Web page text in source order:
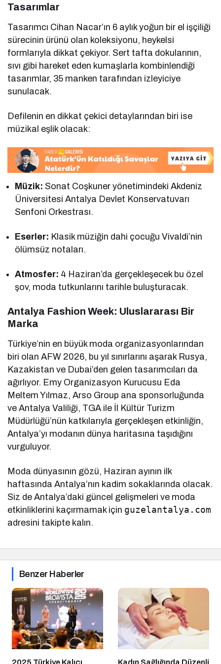
Tasarımlar
Tasarımcı Cihan Nacar’ın 6 aylık yoğun bir el işçiliği
sürecinin ürünü olan koleksiyonu, heykelsi
formlarıyla dikkat çekiyor. Sert tafta dokularının,
sıvı gibi hareket eden kumaşlarla kombinlendiği
tasarımlar, 35 manken tarafından izleyiciye
sunulacak.
Defilenin en dikkat çekici detaylarından biri ise
müzikal eşlik olacak:
Müzik: Sonat Coşkuner yönetimindeki Akdeniz
Üniversitesi Antalya Devlet Konservatuvarı
Senfoni Orkestrası.
Eserler: Klasik müziğin dahi çocuğu Vivaldi’nin
ölümsüz notaları.
Atmosfer: 4 Haziran’da gerçekleşecek bu özel
şov, moda tutkunlarını tarihle buluşturacak.
Antalya Fashion Week: Uluslararası Bir
Marka
Türkiye’nin en büyük moda organizasyonlarından
biri olan AFW 2026, bu yıl sınırlarını aşarak Rusya,
Kazakistan ve Dubai’den gelen tasarımcıları da
ağırlıyor. Emy Organizasyon Kurucusu Eda
Meltem Yılmaz, Arso Group ana sponsorluğunda
ve Antalya Valiliği, TGA ile İl Kültür Turizm
Müdürlüğü’nün katkılarıyla gerçekleşen etkinliğin,
Antalya’yı modanın dünya haritasına taşıdığını
vurguluyor.
Moda dünyasının gözü, Haziran ayının ilk
haftasında Antalya’nın kadim sokaklarında olacak.
Siz de Antalya’daki güncel gelişmeleri ve moda
etkinliklerini kaçırmamak için guzelantalya.com
adresini takipte kalın.
Benzer Haberler
2025 Türkiye Kalıcı
Kadın Sağlığında Düzenli